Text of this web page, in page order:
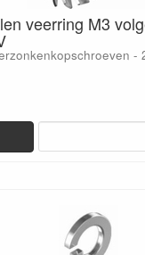
veerring M3
-